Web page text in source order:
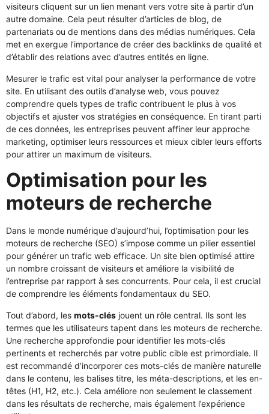
visiteurs cliquent sur un lien menant vers votre site à partir d’un
autre domaine. Cela peut résulter d’articles de blog, de
partenariats ou de mentions dans des médias numériques. Cela
met en exergue l’importance de créer des backlinks de qualité et
d’établir des relations avec d’autres entités en ligne.
Mesurer le trafic est vital pour analyser la performance de votre
site. En utilisant des outils d’analyse web, vous pouvez
comprendre quels types de trafic contribuent le plus à vos
objectifs et ajuster vos stratégies en conséquence. En tirant parti
de ces données, les entreprises peuvent affiner leur approche
marketing, optimiser leurs ressources et mieux cibler leurs efforts
pour attirer un maximum de visiteurs.
Optimisation pour les
moteurs de recherche
Dans le monde numérique d’aujourd’hui, l’optimisation pour les
moteurs de recherche (SEO) s’impose comme un pilier essentiel
pour générer un trafic web efficace. Un site bien optimisé attire
un nombre croissant de visiteurs et améliore la visibilité de
l’entreprise par rapport à ses concurrents. Pour cela, il est crucial
de comprendre les éléments fondamentaux du SEO.
Tout d’abord, les mots-clés jouent un rôle central. Ils sont les
termes que les utilisateurs tapent dans les moteurs de recherche.
Une recherche approfondie pour identifier les mots-clés
pertinents et recherchés par votre public cible est primordiale. Il
est recommandé d’incorporer ces mots-clés de manière naturelle
dans le contenu, les balises titre, les méta-descriptions, et les en-
têtes (H1, H2, etc.). Cela améliore non seulement le classement
dans les résultats de recherche, mais également l’expérience